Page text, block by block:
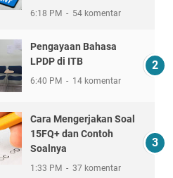
6:18 PM 54 komentar
Pengayaan Bahasa
LPDP di ITB
6:40 PM 14 komentar
Cara Mengerjakan Soal
15FQ+ dan Contoh
Soalnya
1:33 PM 37 komentar